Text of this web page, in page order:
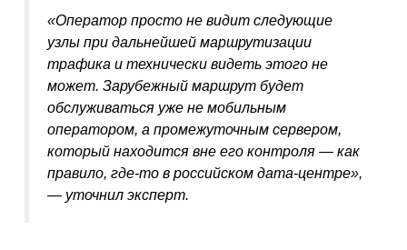
«Оператор просто не видит следующие
узлы при дальнейшей маршрутизации
трафика и технически видеть этого не
может. Зарубежный маршрут будет
обслуживаться уже не мобильным
оператором, а промежуточным сервером,
который находится вне его контроля — как
правило, где-то в российском дата-центре»,
— уточнил эксперт.